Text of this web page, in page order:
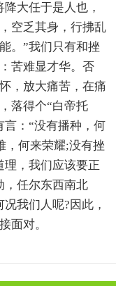
大任于是人也，
空乏其身，行拂乱
。”我们只有和挫
苦难显才华。否
，放大痛苦，在痛
落得个“白帝托
言：“没有播种，何
，何来荣耀;没有挫
理，我们应该要正
，任尔东西南北
我们人呢?因此，
面对。